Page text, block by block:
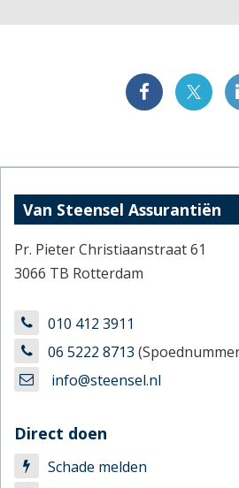
Van Steensel Assurantiën
Pr. Pieter Christiaanstraat 61
3066 TB Rotterdam
010 412 3911
06 5222 8713
info@steensel.nl
Direct doen
Schade melden